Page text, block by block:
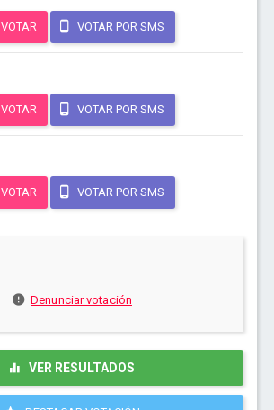
VOTAR VOTAR POR SMS
VOTAR VOTAR POR SMS
VOTAR VOTAR POR SMS
Denunciar votación
VER RESULTADOS